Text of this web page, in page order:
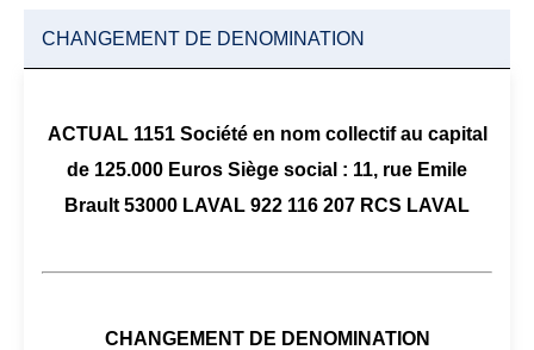
CHANGEMENT DE DENOMINATION
ACTUAL 1151 Société en nom collectif au capital
de 125.000 Euros Siège social : 11, rue Emile
Brault 53000 LAVAL 922 116 207 RCS LAVAL
CHANGEMENT DE DENOMINATION